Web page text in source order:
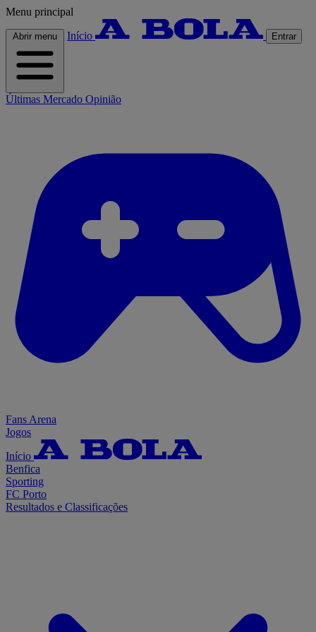
Menu principal
Abrir menu Início Entrar
Últimas Mercado Opinião
Fans Arena
Jogos
Início
Benfica
Sporting
FC Porto
Resultados e Classificações